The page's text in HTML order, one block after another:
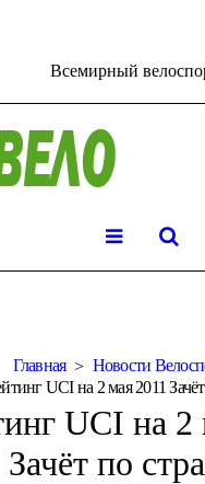
Всемирный
Главная
Новости
UCI на 2 мая 2011
UCI на 2
Зачёт по